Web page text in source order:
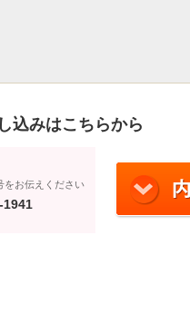
込みはこちらから
をお伝えください
1941